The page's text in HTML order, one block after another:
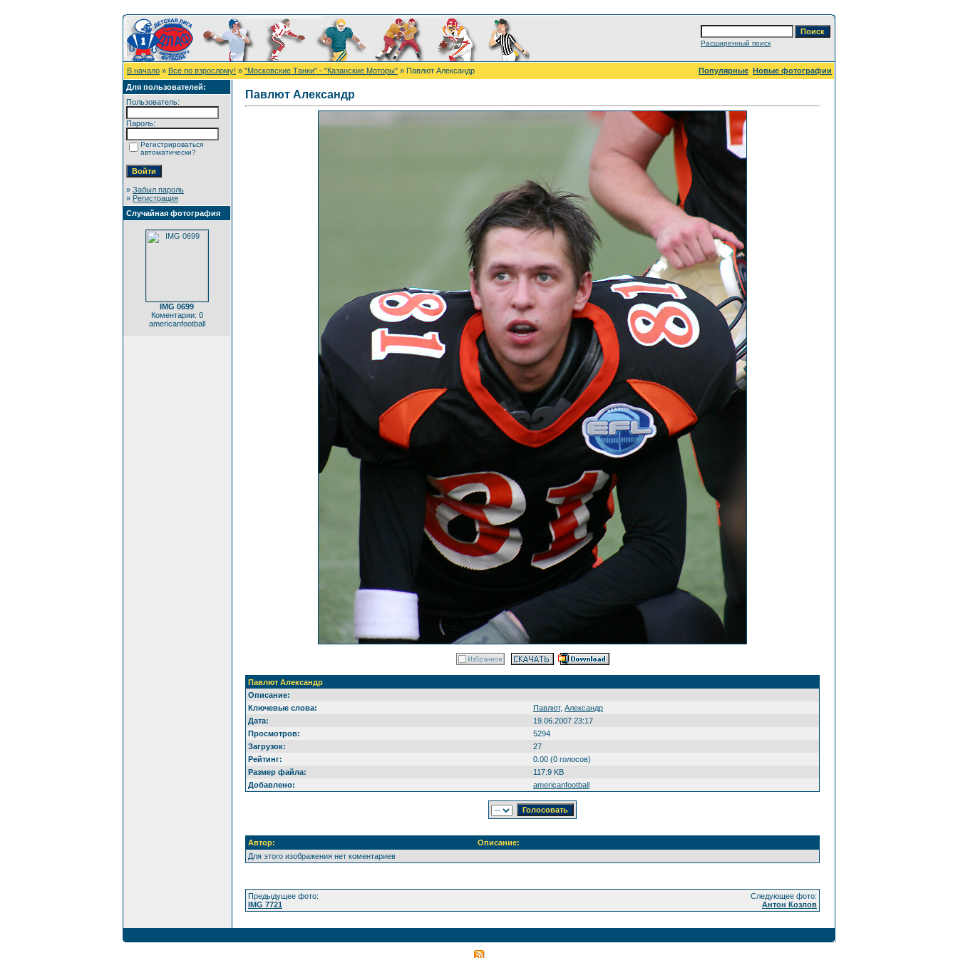
Расширенный поиск
В начало » Все по взрослому! » "Московские Танки" - "Казанские Моторы" » Павлют Александр Популярные Новые фотографии
Для пользователей:
Пользователь:
Пароль:
Регистрироваться
автоматически?
» Забыл пароль
» Регистрация
Случайная фотография
IMG 0699
Коментарии: 0
americanfootball
Павлют Александр
Павлют Александр
Описание:
Ключевые слова:
Павлют, Александр
Дата:
19.06.2007 23:17
Просмотров:
5294
Загрузок:
27
Рейтинг:
0.00 (0 голосов)
Размер файла:
117.9 KB
Добавлено:
americanfootball
Автор:
Описание:
Для этого изображения нет коментариев
Предыдущее фото:
IMG 7721
Следующее фото:
Антон Козлов